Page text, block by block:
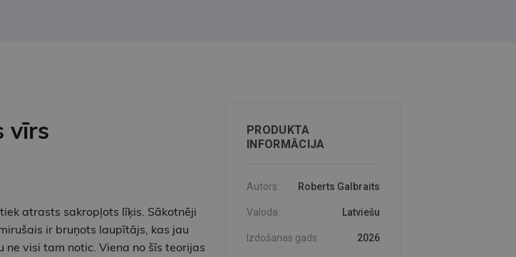
vīrs
atrasts sakropļots līķis. Sākotnēji
ir bruņots laupītājs, kas jau
ne visi tam notic. Viena no šīs teorijas
PRODUKTA
INFORMĀCIJA
Autors: Roberts Galbraits
Valoda: Latviešu
Izdošanas gads: 2026